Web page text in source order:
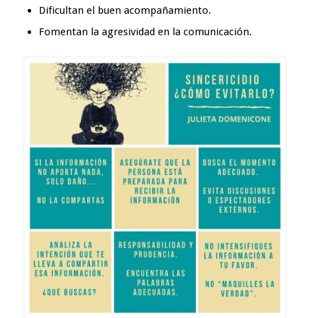
Dificultan el buen acompañamiento.
Fomentan la agresividad en la comunicación.